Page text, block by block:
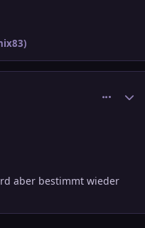
aber bestimmt wieder